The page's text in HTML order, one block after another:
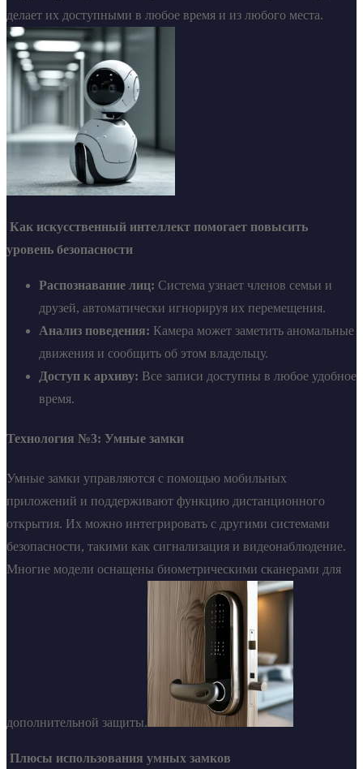
делает их доступными в любое время и из любого места.
Как искусственный интеллект помогает повысить
уровень безопасности
Распознавание лиц: Система узнает членов семьи и
друзей, автоматически игнорируя их перемещения.
Анализ поведения: Камера может заметить аномальные
движения и сообщить об этом владельцу.
Доступ к архиву: Все записи доступны в любое удобное
время.
Технология №3: Умные замки
Умные замки управляются с помощью мобильных
приложений и поддерживают функцию дистанционного
открытия. Их можно интегрировать с другими системами
безопасности, такими как сигнализация и видеонаблюдение.
Многие модели оснащены биометрическими сканерами для
дополнительной защиты.
Плюсы использования умных замков